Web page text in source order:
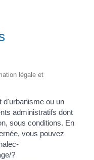
légale et
d'urbanisme ou un
administratifs dont
sous conditions. En
vous pouvez
?